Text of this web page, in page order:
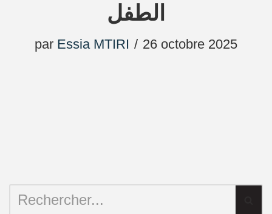
الطفل
par Essia MTIRI 26 octobre 2025